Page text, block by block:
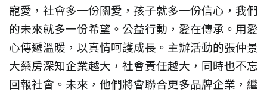
寵愛，社會多一份關愛，孩子就多一份信心，我們
的未來就多一份希望。公益行動，愛在傳承。用愛
心傳遞溫暖，以真情呵護成長。主辦活動的張仲景
大藥房深知企業越大，社會責任越大，同時也不忘
回報社會。未來，他們將會聯合更多品牌企業，繼